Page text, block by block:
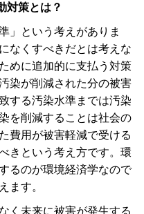
対策とは？
」という考えがありま
なくすべきだとは考えな
めに追加的に支払う対策
染が削減された分の被害
する汚染水準までは汚染
を削減することは社会の
費用が被害軽減で受ける
きという考え方です。環
るのが環境経済学なので
ます。
く未来に被害が発生する